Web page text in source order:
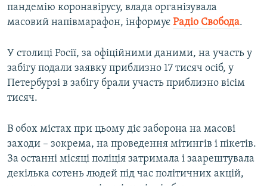
пандемію коронавірусу, влада організувала
масовий напівмарафон, інформує Радіо Свобода.
У столиці Росії, за офіційними даними, на участь у
забігу подали заявку приблизно 17 тисяч осіб, у
Петербурзі в забігу брали участь приблизно вісім
тисяч.
В обох містах при цьому діє заборона на масові
заходи – зокрема, на проведення мітингів і пікетів.
За останні місяці поліція затримала і заарештувала
декілька сотень людей під час політичних акцій,